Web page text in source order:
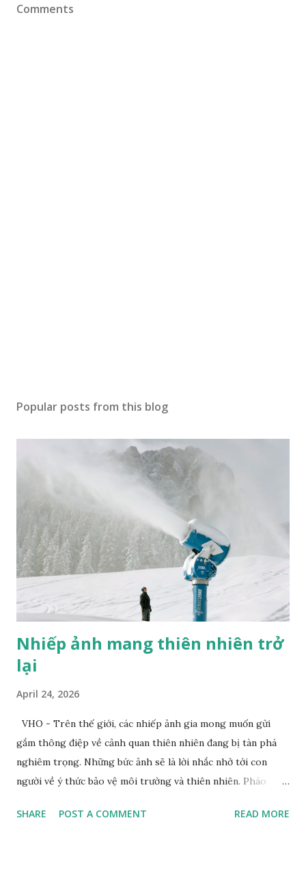
Comments
Popular posts from this blog
Nhiếp ảnh mang thiên nhiên trở
lại
April 24, 2026
VHO - Trên thế giới, các nhiếp ảnh gia mong muốn gửi
gắm thông điệp về cảnh quan thiên nhiên đang bị tàn phá
nghiêm trọng. Những bức ảnh sẽ là lời nhắc nhở tới con
người về ý thức bảo vệ môi trường và thiên nhiên. Pháo
Dolomites. Ảnh: Zed Nelson/Institute Khi nhiếp ảnh gia
SHARE POST A COMMENT READ MORE